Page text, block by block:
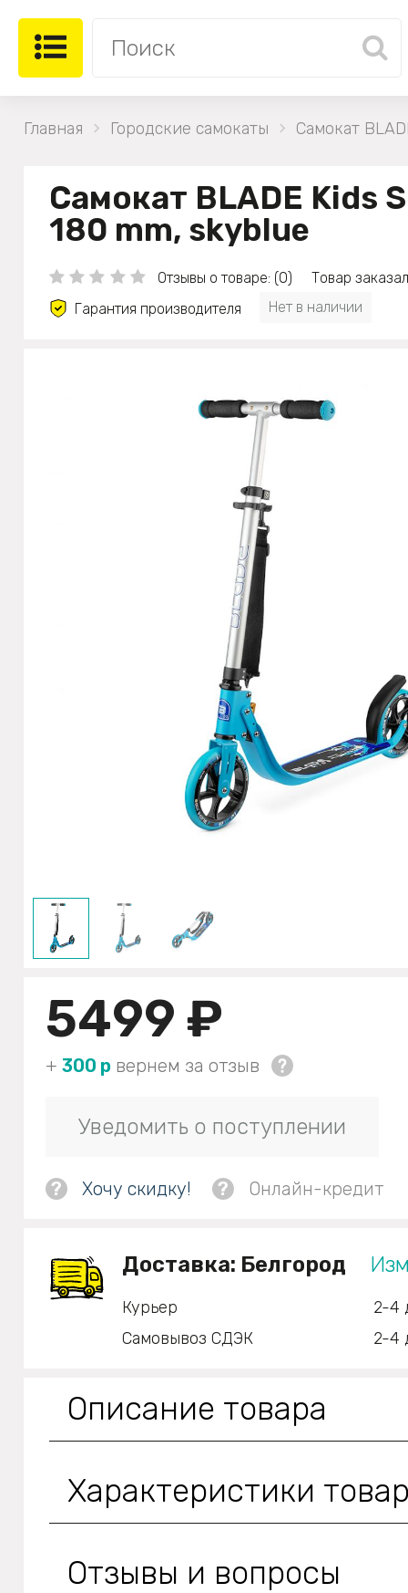
Главная Городские самокаты Самокат
Самокат BLADE Kids
180 mm, skyblue
Отзывы о товаре: (0)
Товар
Гарантия производителя
Нет в наличии
5499 ₽
+ 300 р вернем за отзыв
Уведомить о поступлении
? Хочу скидку! ? Онлайн-кредит
Доставка: Белгород
Курьер
2-4
Самовывоз СДЭК
2-4
Описание товара
Характеристики
Отзывы и вопросы